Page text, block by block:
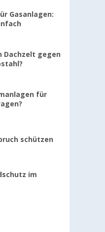
Gasanlagen:
Dachzelt gegen
für
schützen
im